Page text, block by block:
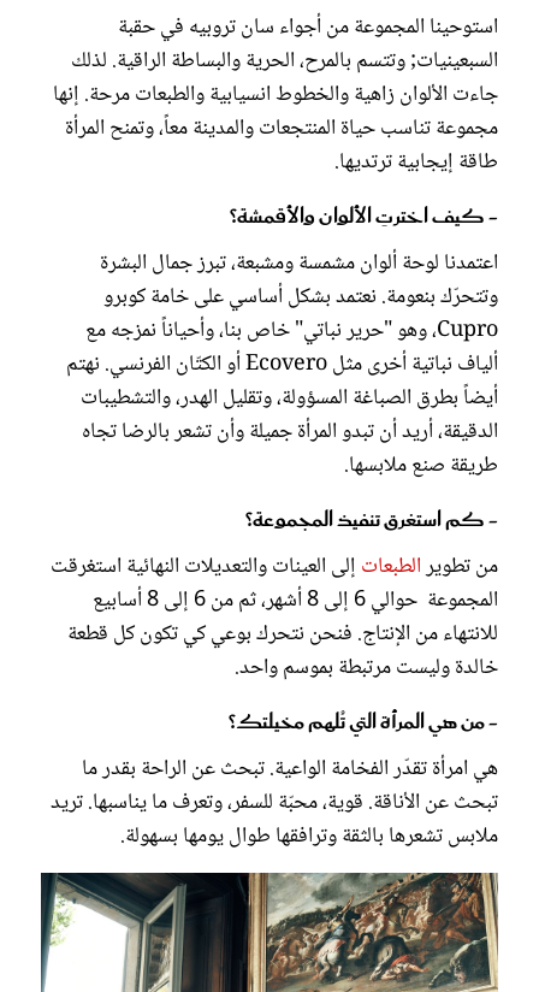
استوحينا المجموعة من أجواء سان تروبيه في حقبة
السبعينيات; وتتسم بالمرح، الحرية والبساطة الراقية. لذلك
جاءت الألوان زاهية والخطوط انسيابية والطبعات مرحة. إنها
مجموعة تناسب حياة المنتجعات والمدينة معاً، وتمنح المرأة
طاقة إيجابية ترتديها.
- كيف اخترتِ الألوان والأقمشة؟
اعتمدنا لوحة ألوان مشمسة ومشبعة، تبرز جمال البشرة
وتتحرّك بنعومة. نعتمد بشكل أساسي على خامة كوبرو
Cupro، وهو "حرير نباتي" خاص بنا، وأحياناً نمزجه مع
ألياف نباتية أخرى مثل Ecovero أو الكتّان الفرنسي. نهتم
أيضاً بطرق الصباغة المسؤولة، وتقليل الهدر، والتشطيبات
الدقيقة، أريد أن تبدو المرأة جميلة وأن تشعر بالرضا تجاه
طريقة صنع ملابسها.
- كم استغرق تنفيذ المجموعة؟
من تطويرالطبعات إلى العينات والتعديلات النهائية استغرقت
المجموعة حوالي 6 إلى 8 أشهر، ثم من 6 إلى 8 أسابيع
للانتهاء من الإنتاج. فنحن نتحرك بوعي كي تكون كل قطعة
خالدة وليست مرتبطة بموسم واحد.
- من هي المرأة التي تُلهم مخيلتك؟
هي امرأة تقدّر الفخامة الواعية. تبحث عن الراحة بقدر ما
تبحث عن الأناقة. قوية، محبّة للسفر، وتعرف ما يناسبها. تريد
ملابس تشعرها بالثقة وترافقها طوال يومها بسهولة.